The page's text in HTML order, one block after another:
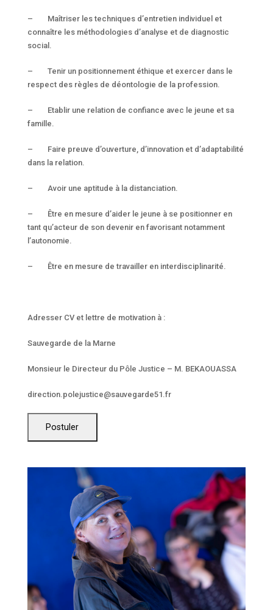
– Maîtriser les techniques d’entretien individuel et
connaître les méthodologies d’analyse et de diagnostic
social.
– Tenir un positionnement éthique et exercer dans le
respect des règles de déontologie de la profession.
– Etablir une relation de confiance avec le jeune et sa
famille.
– Faire preuve d’ouverture, d’innovation et d’adaptabilité
dans la relation.
– Avoir une aptitude à la distanciation.
– Être en mesure d’aider le jeune à se positionner en
tant qu’acteur de son devenir en favorisant notamment
l’autonomie.
– Être en mesure de travailler en interdisciplinarité.
Adresser CV et lettre de motivation à :
Sauvegarde de la Marne
Monsieur le Directeur du Pôle Justice – M. BEKAOUASSA
direction.polejustice@sauvegarde51.fr